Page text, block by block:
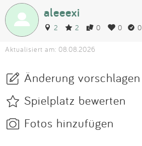
aleeexi
2 2 0 0 0
Aktualisiert am: 08.08.2026
Änderung vorschlagen
Spielplatz bewerten
Fotos hinzufügen